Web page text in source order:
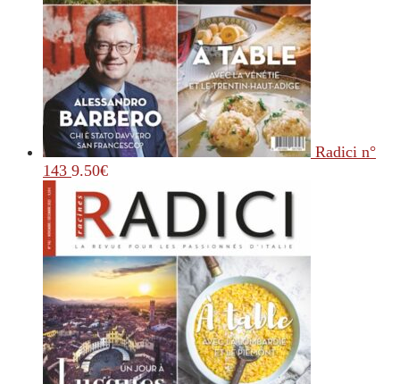
Radici n°
143 9.50€